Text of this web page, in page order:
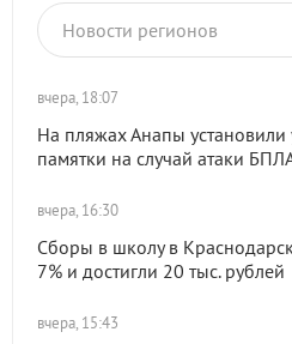
Новости регионов
вчера, 18:07
На пляжах Анапы установили
памятки на случай атаки
вчера, 16:30
Сборы в школу в
7% и достигли 20 тыс. рублей
вчера, 15:43